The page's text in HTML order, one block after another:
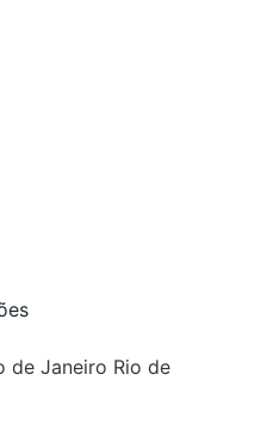
de Janeiro Rio de